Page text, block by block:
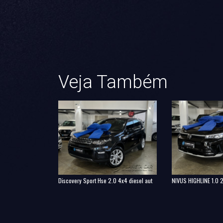
Veja Também
Discovery Sport Hse 2.0 4x4 diesel aut NIVUS HIGHLINE 1.0